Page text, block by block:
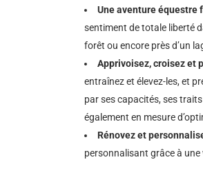
Une aventure équestre
sentiment de totale liberté
forêt ou encore près d’un
Apprivoisez, croisez et
entraînez et élevez-les, et
par ses capacités, ses
également en mesure
Rénovez et
personnalisant grâce à